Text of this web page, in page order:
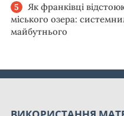
Як франківці
міського озера:
майбутнього